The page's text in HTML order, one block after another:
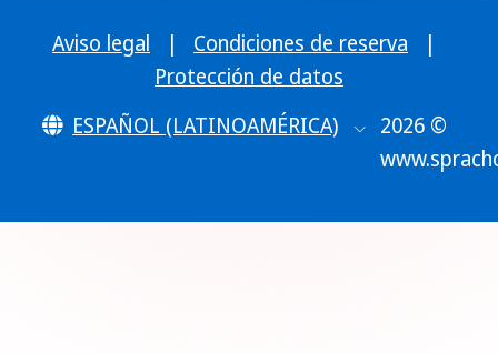
Aviso legal | Condiciones de reserva
|
Protección de datos
ESPAÑOL (LATINOAMÉRICA)
2026 ©